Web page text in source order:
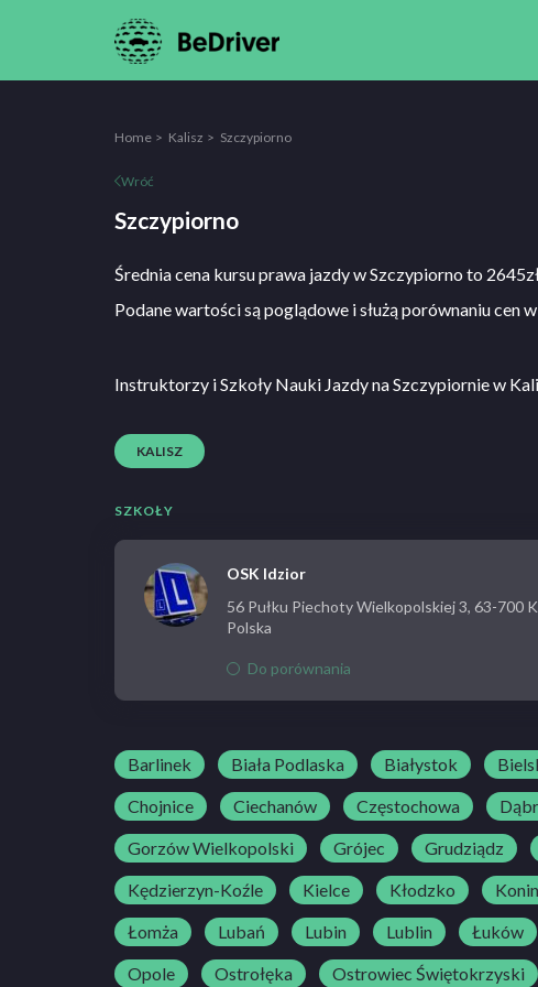
Home Kalisz Szczypiorno
Wróć
Szczypiorno
Średnia cena kursu prawa jazdy w Szczypiorno to
Podane wartości są poglądowe i służą porównaniu cen
Instruktorzy i Szkoły Nauki Jazdy na Szczypiornie w
KALISZ
SZKOŁY
OSK Idzior
56 Pułku Piechoty Wielkopolskiej 3, 63-700
Polska
Do porównania
Barlinek Biała Podlaska Białystok
Chojnice
Ciechanów Częstochowa
Gorzów Wielkopolski
Grójec Grudziądz
Kędzierzyn-Koźle
Kielce Kłodzko Konin
Łomża
Lubań Lubin Lublin Łuków
Opole
Ostrołęka Ostrowiec Świętokrzyski